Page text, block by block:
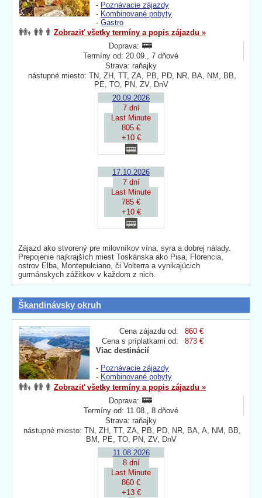
- Poznávacie zájazdy
- Kombinované pobyty
- Gastro
Zobraziť všetky termíny a popis zájazdu »
Doprava:
Termíny od: 20.09., 7 dňové
Strava: raňajky
nástupné miesto: TN, ZH, TT, ZA, PB, PD, NR, BA, NM, BB,
PE, TO, PN, ZV, DnV
20.09.2026
7 dní
Last Minute
805 €
+10 €
17.10.2026
7 dní
Last Minute
785 €
+10 €
Zájazd ako stvorený pre milovníkov vína, syra a dobrej nálady.
Prepojenie najkrajších miest Toskánska ako Pisa, Florencia,
ostrov Elba, Montepulciano, či Volterra a vynikajúcich
gurmánskych zážitkov v každom z nich.
Škandinávsky okruh
Cena zájazdu od:
860 €
Cena s príplatkami od:
873 €
Viac destinácií
- Poznávacie zájazdy
- Kombinované pobyty
Zobraziť všetky termíny a popis zájazdu »
Doprava:
Termíny od: 11.08., 8 dňové
Strava: raňajky
nástupné miesto: TN, ZH, TT, ZA, PB, PD, NR, BA, A, NM, BB,
BM, PE, TO, PN, ZV, DnV
11.08.2026
8 dní
Last Minute
860 €
+13 €